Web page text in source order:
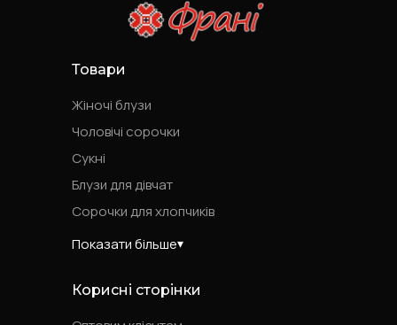
Товари
Жіночі блузи
Чоловічі сорочки
Сукні
Блузи для дівчат
Сорочки для хлопчиків
Показати більше
Корисні сторінки